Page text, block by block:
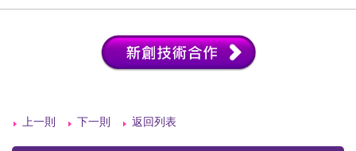
上一則 下一則 返回列表